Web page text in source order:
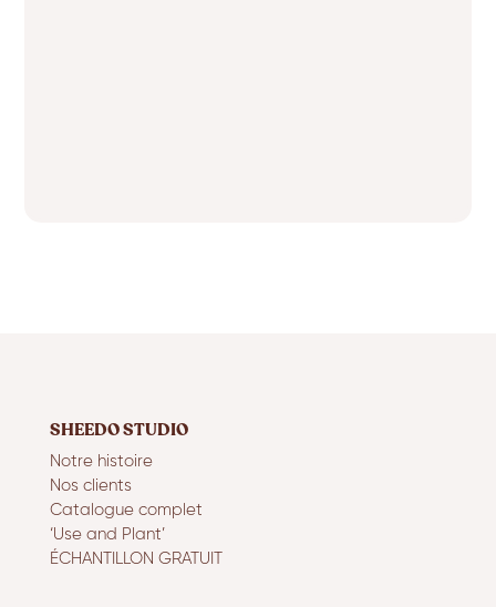
SHEEDO STUDIO
Notre histoire
Nos clients
Catalogue complet
‘Use and Plant’
ÉCHANTILLON GRATUIT